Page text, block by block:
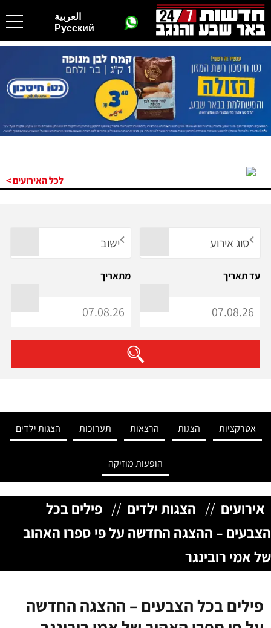
العربية
Русский
לכל האירועים >
ישוב סוג אירוע
מתאריך עד תאריך
אטרקציות הצגות הרצאות תערוכות הצגות ילדים
הופעות מוזיקה
אירועים // הצגות ילדים // פילים בכל
הצבעים – ההצגה החדשה על פי ספרו האהוב
של אמי רובינגר
פילים בכל הצבעים – ההצגה החדשה